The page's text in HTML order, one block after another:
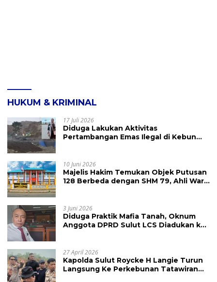
HUKUM & KRIMINAL
17 Juli 2026
Diduga Lakukan Aktivitas
Pertambangan Emas Ilegal di Kebun
10 Juni 2026
Majelis Hakim Temukan Objek Putusan
128 Berbeda dengan SHM 79, Ahli Waris
3 Juni 2026
Diduga Praktik Mafia Tanah, Oknum
Anggota DPRD Sulut LCS Diadukan ke
27 April 2026
Kapolda Sulut Roycke H Langie Turun
Langsung Ke Perkebunan Tatawiran